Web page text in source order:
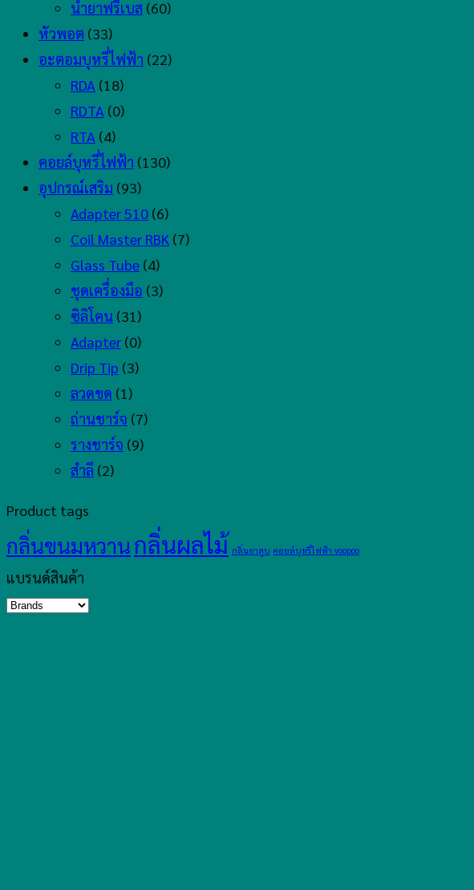
น้ำยาฟรีเบส (60)
หัวพอต (33)
อะตอมบุหรี่ไฟฟ้า (22)
RDA (18)
RDTA (0)
RTA (4)
คอยล์บุหรี่ไฟฟ้า (130)
อุปกรณ์เสริม (93)
Adapter 510 (6)
Coil Master RBK (7)
Glass Tube (4)
ชุดเครื่องมือ (3)
ซิลิโคน (31)
Adapter (0)
Drip Tip (3)
ลวดขด (1)
ถ่านชาร์จ (7)
รางชาร์จ (9)
สำลี (2)
Product tags
กลิ่นขนมหวานกลิ่นผลไม้ กลิ่นยาสูบ คอยล์บุหรี่ไฟฟ้า voopoo
แบรนด์สินค้า